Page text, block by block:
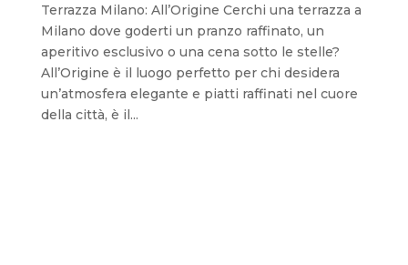
Terrazza Milano: All’Origine Cerchi una terrazza a
Milano dove goderti un pranzo raffinato, un
aperitivo esclusivo o una cena sotto le stelle?
All’Origine è il luogo perfetto per chi desidera
un’atmosfera elegante e piatti raffinati nel cuore
della città, è il...